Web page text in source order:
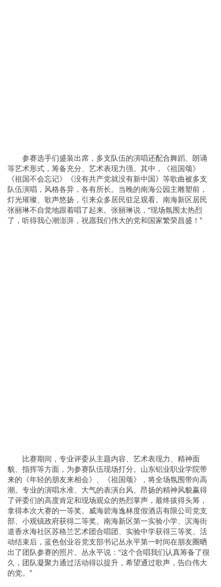
参赛选手们盛装出席，多支队伍的演唱还配合舞蹈、朗诵
等艺术形式，筹备充分、艺术表现力强。其中，《祖国颂》
《祖国不会忘记》《没有共产党就没有新中国》等歌曲被多支
队伍演唱，风格各异，各有所长。当晚的南海公园主雕塑前，
灯光璀璨、歌声悠扬，引来众多居民驻足观看。南海新区居民
张丽琳不自觉地跟着唱了起来。张丽琳说，“现场氛围太热烈
了，听得我心潮澎湃，祝愿我们伟大的党和国家繁荣昌盛！”
比赛期间，专业评委从主题内容、艺术表现力、精神面
貌、指挥等方面，为参赛队伍现场打分。山东铝业职业学院带
来的《年轻的朋友来相会》、《祖国颂》，将全场氛围带向高
潮。专业的演唱水准、大气的表演台风、昂扬的精神风貌赢得
了评委们的高度肯定和现场观众的热烈掌声，最终拔得头筹，
拿得本次大赛的一等奖。威海碧海逸林度假酒店有限公司党支
部、小观镇政府获得二等奖。南海新区第一实验小学、滨海街
道香水海社区苏格兰艺术团合唱团、实验中学获得三等奖。活
动结束后，蓝色创业谷党支部书记丛永平第一时间在朋友圈晒
出了团队参赛的照片。丛永平说：“这个合唱我们认真筹备了很
久，团队凝聚力通过活动得以提升，希望通过歌声，告白伟大
的党。”